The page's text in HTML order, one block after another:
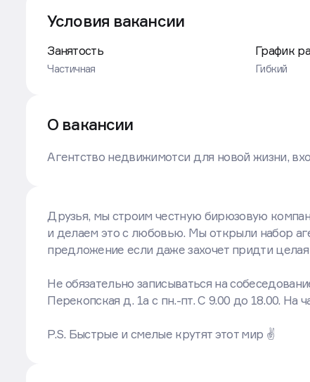
Условия вакансии
Занятость
Частичная
График
Гибкий
О вакансии
Агентство недвижимотси для новой жизни,
Друзья, мы строим честную бирюзовую
и делаем это с любовью. Мы открыли набор
предложение если даже захочет придти целая
Не обязательно записываться на
Перекопская д. 1а с пн.-пт. С 9.00 до 18.00. На
P.S. Быстрые и смелые крутят этот мир ✌️